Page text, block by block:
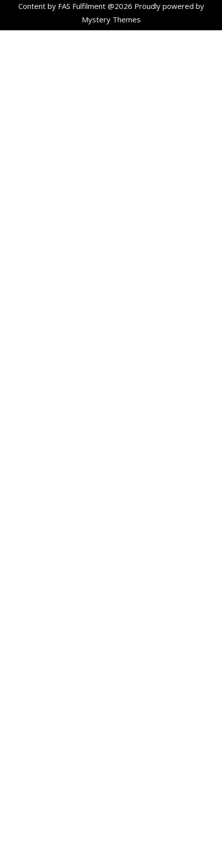
Content by FAS Fulfilment @2026 Proudly powered by
Mystery Themes